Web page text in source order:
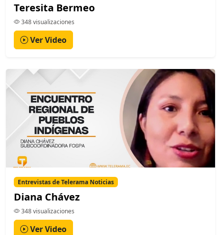
Teresita Bermeo
348 visualizaciones
Ver Video
Entrevistas de Telerama Noticias
Diana Chávez
348 visualizaciones
Ver Video